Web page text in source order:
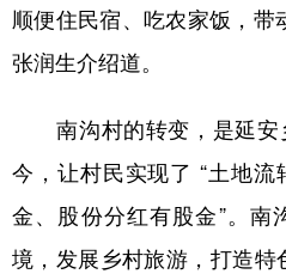
顺便住民宿、吃农家饭，带
张润生介绍道。
南沟村的转变，是延安
今，让村民实现了 “土地
金、股份分红有股金”。南
境，发展乡村旅游，打造特